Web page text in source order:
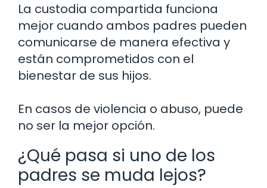
La custodia compartida funciona
mejor cuando ambos padres pueden
comunicarse de manera efectiva y
están comprometidos con el
bienestar de sus hijos.
En casos de violencia o abuso, puede
no ser la mejor opción.
¿Qué pasa si uno de los
padres se muda lejos?